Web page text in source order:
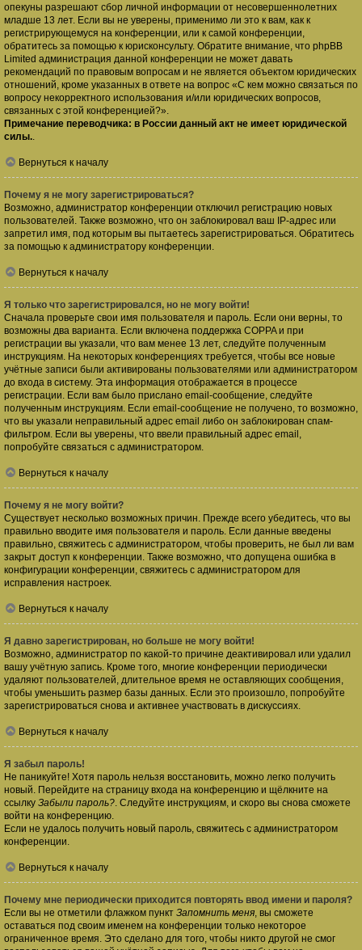
опекуны разрешают сбор личной информации от несовершеннолетних
младше 13 лет. Если вы не уверены, применимо ли это к вам, как к
регистрирующемуся на конференции, или к самой конференции,
обратитесь за помощью к юрисконсульту. Обратите внимание, что phpBB
Limited администрация данной конференции не может давать
рекомендаций по правовым вопросам и не является объектом юридических
отношений, кроме указанных в ответе на вопрос «С кем можно связаться по
вопросу некорректного использования и/или юридических вопросов,
связанных с этой конференцией?».
Примечание переводчика: в России данный акт не имеет юридической
силы..
Вернуться к началу
Почему я не могу зарегистрироваться?
Возможно, администратор конференции отключил регистрацию новых
пользователей. Также возможно, что он заблокировал ваш IP-адрес или
запретил имя, под которым вы пытаетесь зарегистрироваться. Обратитесь
за помощью к администратору конференции.
Вернуться к началу
Я только что зарегистрировался, но не могу войти!
Сначала проверьте свои имя пользователя и пароль. Если они верны, то
возможны два варианта. Если включена поддержка COPPA и при
регистрации вы указали, что вам менее 13 лет, следуйте полученным
инструкциям. На некоторых конференциях требуется, чтобы все новые
учётные записи были активированы пользователями или администратором
до входа в систему. Эта информация отображается в процессе
регистрации. Если вам было прислано email-сообщение, следуйте
полученным инструкциям. Если email-сообщение не получено, то возможно,
что вы указали неправильный адрес email либо он заблокирован спам-
фильтром. Если вы уверены, что ввели правильный адрес email,
попробуйте связаться с администратором.
Вернуться к началу
Почему я не могу войти?
Существует несколько возможных причин. Прежде всего убедитесь, что вы
правильно вводите имя пользователя и пароль. Если данные введены
правильно, свяжитесь с администратором, чтобы проверить, не был ли вам
закрыт доступ к конференции. Также возможно, что допущена ошибка в
конфигурации конференции, свяжитесь с администратором для
исправления настроек.
Вернуться к началу
Я давно зарегистрирован, но больше не могу войти!
Возможно, администратор по какой-то причине деактивировал или удалил
вашу учётную запись. Кроме того, многие конференции периодически
удаляют пользователей, длительное время не оставляющих сообщения,
чтобы уменьшить размер базы данных. Если это произошло, попробуйте
зарегистрироваться снова и активнее участвовать в дискуссиях.
Вернуться к началу
Я забыл пароль!
Не паникуйте! Хотя пароль нельзя восстановить, можно легко получить
новый. Перейдите на страницу входа на конференцию и щёлкните на
ссылку Забыли пароль?. Следуйте инструкциям, и скоро вы снова сможете
войти на конференцию.
Если не удалось получить новый пароль, свяжитесь с администратором
конференции.
Вернуться к началу
Почему мне периодически приходится повторять ввод имени и пароля?
Если вы не отметили флажком пункт Запомнить меня, вы сможете
оставаться под своим именем на конференции только некоторое
ограниченное время. Это сделано для того, чтобы никто другой не смог